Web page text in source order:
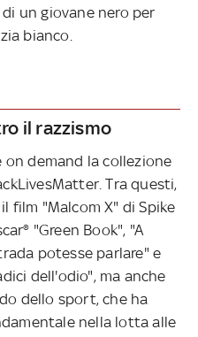
un giovane nero per
bianco.
il razzismo
on demand la collezione
Tra questi,
film "Malcom X" di Spike
"Green Book", "A
potesse parlare" e
dell'odio", ma anche
dello sport, che ha
nella lotta alle